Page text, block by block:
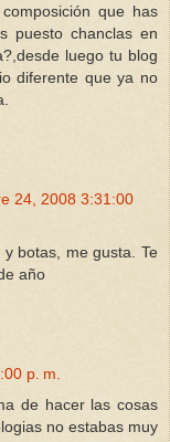
que has
puesto chanclas en
luego tu blog
diferente que ya no
24, 2008 3:31:00
botas, me gusta. Te
año
p. m.
de hacer las cosas
no estabas muy